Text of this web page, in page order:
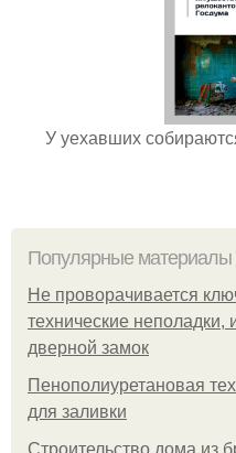
У уехавших
Популярные материалы
Не проворачивается
технические неполадки,
дверной замок
Пенополиуретановая
для заливки
Строительство дома из